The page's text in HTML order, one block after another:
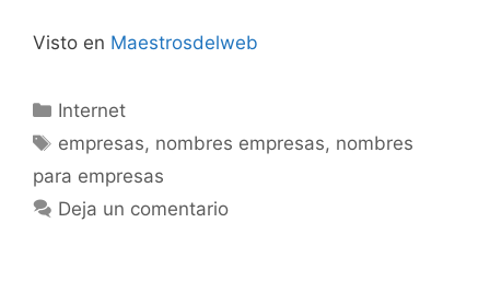
Visto en Maestrosdelweb
Categorías
Internet
Etiquetas
empresas, nombres empresas, nombres
para empresas
Deja un comentario